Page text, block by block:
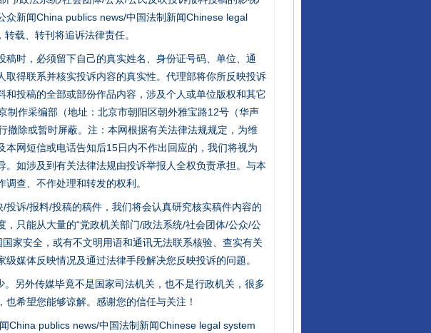
新闻China publics news/中国法制新闻Chinese legal
载、转刊将追诉法律责任。
时，必须留下自己的真实姓名、身份证号码、单位、通
得联系并核实投诉内容的真实性。代理部将你所反映投诉
投稿的全部或部份作品内容，涉及个人或单位版权和其它
制作采编部（地址：北京市朝阳区朝外雅宝路12号（华声
除或暂时屏蔽。注：本网根据有关法律法规规定，为维
网短信或电话告知后15日内不作出回应的，我们将视为
如涉及到有关法律法规由投诉举报人全权负责承担。与本
查、不作处理和转发的权利。
诉/报料/投稿的稿件，我们将会认真研究核实稿件内容的
只能从大量的“党政机关部门/政法系统/社会团体/公众/公
家安全，或有不文明用语和通讯无法联系核验、查实有关
媒体反映情况及通过法律手段解决您反映投诉的问题。
另外传媒毕竟不是国家司法机关，也不是行政机关，很多
希望您能够谅解。感谢您的信任与关注！
China publics news/中国法制新闻Chinese legal system
和解.. 行业协会接连发公告